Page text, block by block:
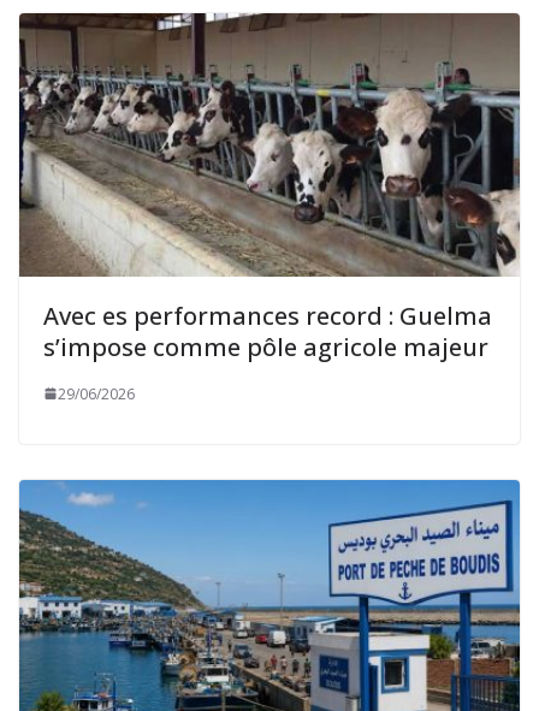
Avec es performances record : Guelma
s’impose comme pôle agricole majeur
29/06/2026